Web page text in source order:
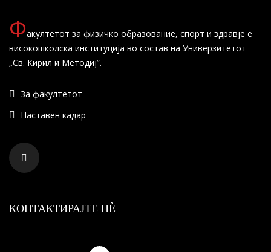
Факултетот за физичко образование, спорт и здравје е
високошколска институција во состав на Универзитетот
„Св. Кирил и Методиј”.
За факултетот
Наставен кадар
КОНТАКТИРАЈТЕ НÈ